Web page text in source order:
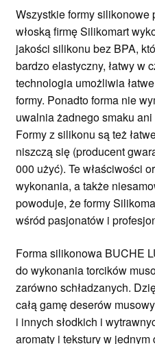
Wszystkie formy silikonowe
włoską firmę Silikomart
jakości silikonu bez BPA,
bardzo elastyczny, łatwy w
technologia umożliwia
formy. Ponadto forma nie
uwalnia żadnego smaku
Formy z silikonu są też
niszczą się (producent
000 użyć). Te właściwości
wykonania, a także
powoduje, że formy
wśród pasjonatów i
Forma silikonowa BUCHE
do wykonania torcików
zarówno schładzanych.
całą gamę deserów
i innych słodkich i
aromaty i tekstury w